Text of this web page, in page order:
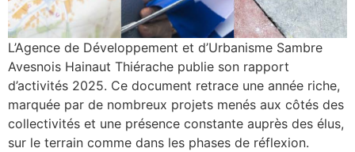
L’Agence de Développement et d’Urbanisme Sambre
Avesnois Hainaut Thiérache publie son rapport
d’activités 2025. Ce document retrace une année riche,
marquée par de nombreux projets menés aux côtés des
collectivités et une présence constante auprès des élus,
sur le terrain comme dans les phases de réflexion.